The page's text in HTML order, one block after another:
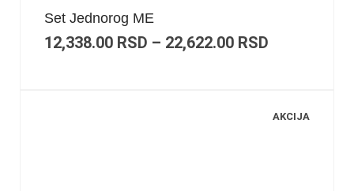
Set Jednorog ME
12,338.00 RSD – 22,622.00 RSD
AKCIJA